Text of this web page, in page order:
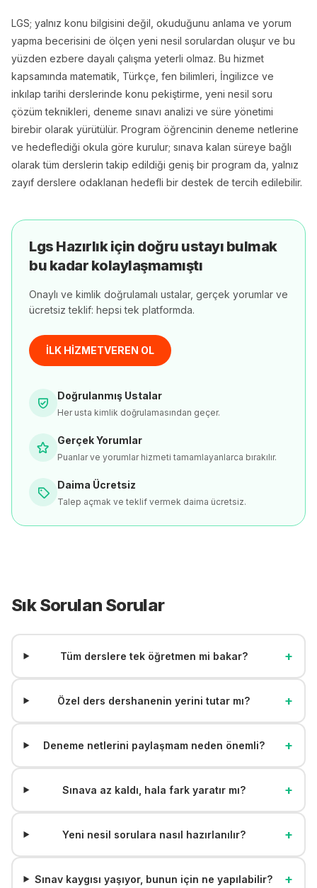
LGS; yalnız konu bilgisini değil, okuduğunu anlama ve yorum
yapma becerisini de ölçen yeni nesil sorulardan oluşur ve bu
yüzden ezbere dayalı çalışma yeterli olmaz. Bu hizmet
kapsamında matematik, Türkçe, fen bilimleri, İngilizce ve
inkılap tarihi derslerinde konu pekiştirme, yeni nesil soru
çözüm teknikleri, deneme sınavı analizi ve süre yönetimi
birebir olarak yürütülür. Program öğrencinin deneme netlerine
ve hedeflediği okula göre kurulur; sınava kalan süreye bağlı
olarak tüm derslerin takip edildiği geniş bir program da, yalnız
zayıf derslere odaklanan hedefli bir destek de tercih edilebilir.
Lgs Hazırlıkiçin doğru ustayı bulmak
bu kadar kolaylaşmamıştı
Onaylı ve kimlik doğrulamalı ustalar, gerçek yorumlar ve
ücretsiz teklif: hepsi tek platformda.
İLK HİZMETVEREN OL
Doğrulanmış Ustalar
Her usta kimlik doğrulamasından geçer.
Gerçek Yorumlar
Puanlar ve yorumlar hizmeti tamamlayanlarca bırakılır.
Daima Ücretsiz
Talep açmak ve teklif vermek daima ücretsiz.
Sık Sorulan Sorular
Tüm derslere tek öğretmen mi bakar? +
Özel ders dershanenin yerini tutar mı? +
Deneme netlerini paylaşmam neden önemli? +
Sınava az kaldı, hala fark yaratır mı? +
Yeni nesil sorulara nasıl hazırlanılır? +
Sınav kaygısı yaşıyor, bunun için ne yapılabilir? +